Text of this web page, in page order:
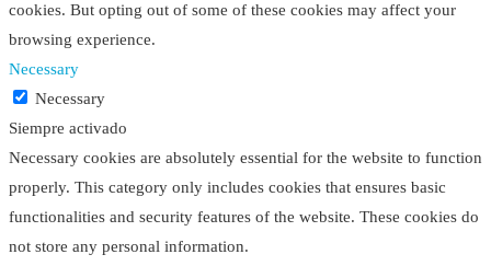
cookies. But opting out of some of these cookies may affect your
browsing experience.
Necessary
Necessary
Siempre activado
Necessary cookies are absolutely essential for the website to function
properly. This category only includes cookies that ensures basic
functionalities and security features of the website. These cookies do
not store any personal information.